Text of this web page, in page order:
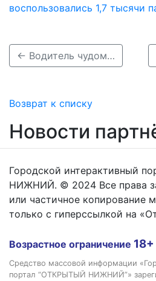
воспользовались 1,7 тысячи
← Водитель чудом выжил в массовом ДТП с пострадавшими под Нижним Новгородом
Возврат к списку
Новости
Городской интерактивный
НИЖНИЙ. © 2024 Все права
или частичное копирование
только с гиперссылкой на
Возрастное ограничение 18+
Средство массовой информации
портал “ОТКРЫТЫЙ НИЖНИЙ”»